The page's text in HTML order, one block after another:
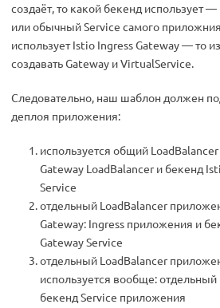
создаёт, то какой бекенд использует
или обычный Service самого
использует Istio Ingress Gateway — то
создавать Gateway и VirtualService.
Следовательно, наш шаблон должен
деплоя приложения:
используется общий
Gateway LoadBalancer и бекенд
Service
отдельный LoadBalancer
Gateway: Ingress приложения и
Gateway Service
отдельный LoadBalancer
используется вообще:
бекенд Service приложения